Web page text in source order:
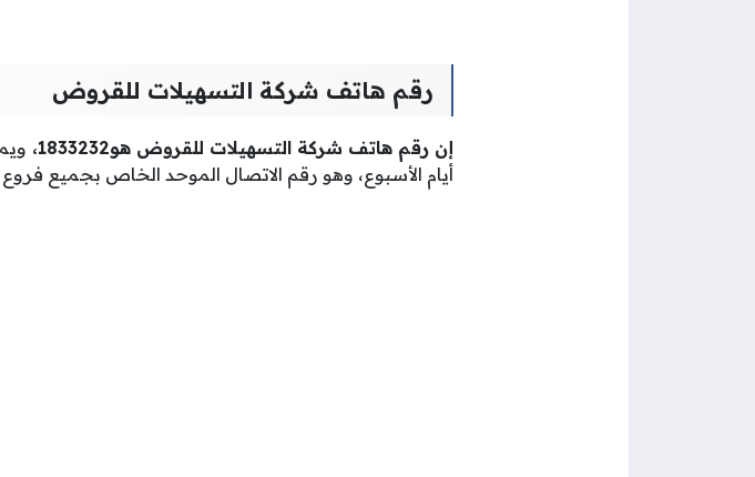
رقم هاتف شركة التسهيلات للقروض
إن رقم هاتف شركة التسهيلات للقروض هو1833232،
أيام الأسبوع، وهو رقم الاتصال الموحد الخاص بجميع